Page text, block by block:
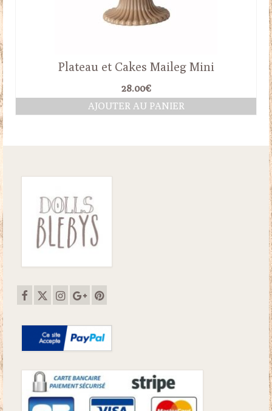
Plateau et Cakes Maileg Mini
28.00€
AJOUTER AU PANIER